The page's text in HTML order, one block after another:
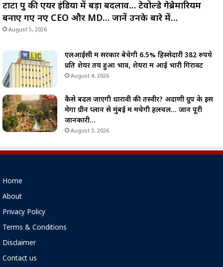
टाटा ग्रुप की एयर इंडिया में बड़ा बदलाव… टेवोल्डे गेब्रेमारियम
बनाए गए नए CEO और MD… जानें उनके बारे में…
August 5, 2026
एलआईसी में सरकार बेचेगी 6.5% हिस्सेदारी 382 रुपये
प्रति शेयर तय हुआ भाव, शेयरों में आई भारी गिरावट
August 4, 2026
कैसे बदल जाएगी धारावी की तस्वीर? अदाणी ग्रुप के इस
मेगा ग्रीन प्लान से मुंबई में मचेगी हलचल… जानें पूरी
जानकारी…
August 3, 2026
Home
About
Privacy Policy
Terms & Conditions
Disclaimer
Contact us